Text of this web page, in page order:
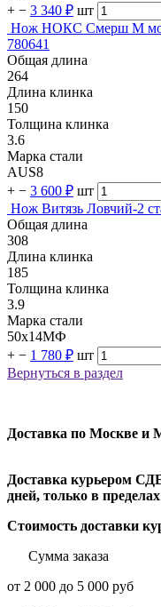
+ − 3 340 ₽ шт
Нож НОКС Смерш М
780641
Общая длина
264
Длина клинка
150
Толщина клинка
3.6
Марка стали
AUS8
+ − 3 600 ₽ шт
Нож Витязь Ловчий-2
Общая длина
308
Длина клинка
185
Толщина клинка
3.9
Марка стали
50х14МФ
+ − 1 780 ₽ шт
Вернуться в раздел
Доставка по Москве и
Доставка курьером
дней, только в
Стоимость доставки
Сумма заказа
от 2 000 до 5